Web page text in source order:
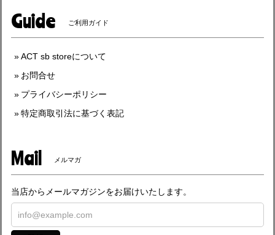
Guide ご利用ガイド
ACT sb storeについて
お問合せ
プライバシーポリシー
特定商取引法に基づく表記
Mail メルマガ
当店からメールマガジンをお届けいたします。